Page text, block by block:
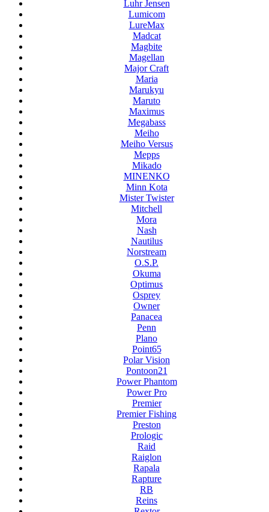
Luhr Jensen
Lumicom
LureMax
Madcat
Magbite
Magellan
Major Craft
Maria
Marukyu
Maruto
Maximus
Megabass
Meiho
Meiho Versus
Mepps
Mikado
MINENKO
Minn Kota
Mister Twister
Mitchell
Mora
Nash
Nautilus
Norstream
O.S.P.
Okuma
Optimus
Osprey
Owner
Panacea
Penn
Plano
Point65
Polar Vision
Pontoon21
Power Phantom
Power Pro
Premier
Premier Fishing
Preston
Prologic
Raid
Raiglon
Rapala
Rapture
RB
Reins